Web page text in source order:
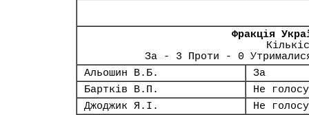
Фракція
За - 3 Проти - 0
Альошин В.Б.
За
Бартків В.П.
Не
Джоджик Я.І.
Не